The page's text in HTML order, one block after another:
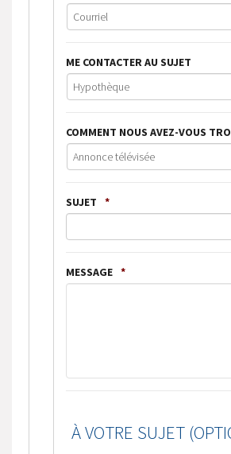
ME CONTACTER AU SUJET
COMMENT NOUS AVEZ-VOUS
SUJET *
MESSAGE *
À VOTRE SUJET